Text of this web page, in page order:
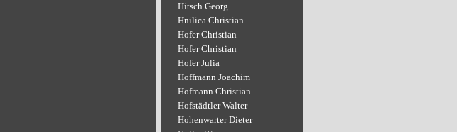
Hitsch Georg
Hnilica Christian
Hofer Christian
Hofer Christian
Hofer Julia
Hoffmann Joachim
Hofmann Christian
Hofstädtler Walter
Hohenwarter Dieter